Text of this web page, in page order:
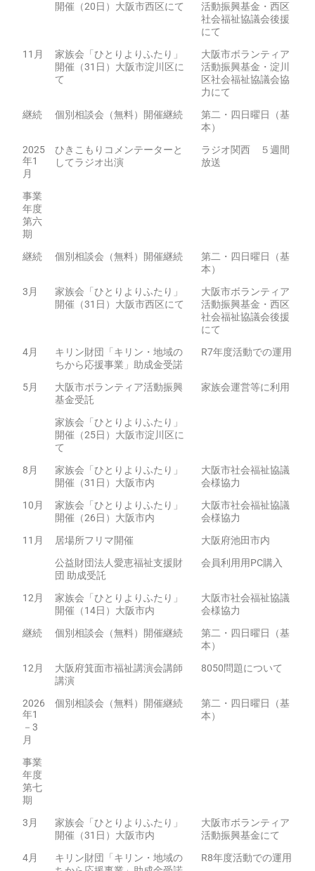
開催（20日）大阪市西区にて
活動振興基金・西区
社会福祉協議会後援
にて
11月
家族会「ひとりよりふたり」
開催（31日）大阪市淀川区に
て
大阪市ボランティア
活動振興基金・淀川
区社会福祉協議会協
力にて
継続
個別相談会（無料）開催継続
第二・四日曜日（基
本）
2025
年1
月
ひきこもりコメンテーターと
してラジオ出演
ラジオ関西 ５週間
放送
事業
年度
第六
期
継続
個別相談会（無料）開催継続
第二・四日曜日（基
本）
3月
家族会「ひとりよりふたり」
開催（31日）大阪市西区にて
大阪市ボランティア
活動振興基金・西区
社会福祉協議会後援
にて
4月
キリン財団「キリン・地域の
ちから応援事業」助成金受諾
R7年度活動での運用
5月
大阪市ボランティア活動振興
基金受託
家族会運営等に利用
家族会「ひとりよりふたり」
開催（25日）大阪市淀川区に
て
8月
家族会「ひとりよりふたり」
開催（31日）大阪市内
大阪市社会福祉協議
会様協力
10月
家族会「ひとりよりふたり」
開催（26日）大阪市内
大阪市社会福祉協議
会様協力
11月
居場所フリマ開催
大阪府池田市内
公益財団法人愛恵福祉支援財
団 助成受託
会員利用用PC購入
12月
家族会「ひとりよりふたり」
開催（14日）大阪市内
大阪市社会福祉協議
会様協力
継続
個別相談会（無料）開催継続
第二・四日曜日（基
本）
12月
大阪府箕面市福祉講演会講師
講演
8050問題について
2026
年1
－3
月
個別相談会（無料）開催継続
第二・四日曜日（基
本）
事業
年度
第七
期
3月
家族会「ひとりよりふたり」
開催（31日）大阪市内
大阪市ボランティア
活動振興基金にて
4月
キリン財団「キリン・地域の
R8年度活動での運用